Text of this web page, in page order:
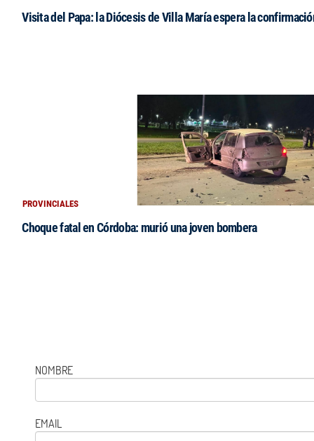
Visita del Papa: la Diócesis de Villa María espera la
PROVINCIALES
Choque fatal en Córdoba: murió una joven bombera
NOMBRE
EMAIL